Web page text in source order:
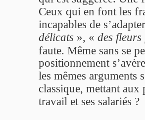
Ceux qui en font les
incapables de
délicats », « des
faute. Même sans se
positionnement
les mêmes arguments
classique, mettant
travail et ses salariés ?